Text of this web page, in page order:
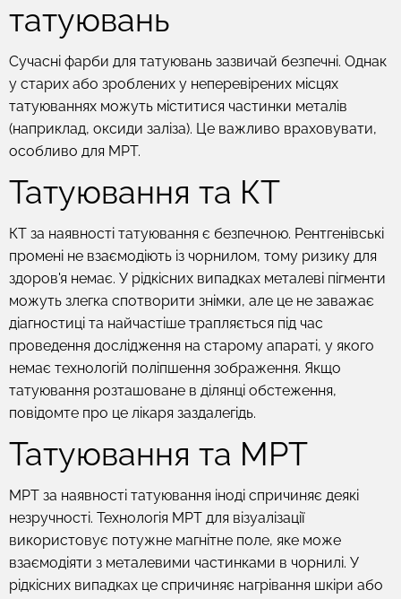
татуювань
Сучасні фарби для татуювань зазвичай безпечні. Однак
у старих або зроблених у неперевірених місцях
татуюваннях можуть міститися частинки металів
(наприклад, оксиди заліза). Це важливо враховувати,
особливо для МРТ.
Татуювання та КТ
КТ за наявності татуювання є безпечною. Рентгенівські
промені не взаємодіють із чорнилом, тому ризику для
здоров'я немає. У рідкісних випадках металеві пігменти
можуть злегка спотворити знімки, але це не заважає
діагностиці та найчастіше трапляється під час
проведення дослідження на старому апараті, у якого
немає технологій поліпшення зображення. Якщо
татуювання розташоване в ділянці обстеження,
повідомте про це лікаря заздалегідь.
Татуювання та МРТ
МРТ за наявності татуювання іноді спричиняє деякі
незручності. Технологія МРТ для візуалізації
використовує потужне магнітне поле, яке може
взаємодіяти з металевими частинками в чорнилі. У
рідкісних випадках це спричиняє нагрівання шкіри або